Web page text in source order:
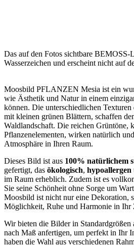
Das auf den Fotos sichtbare BEMOSS-
Wasserzeichen und erscheint nicht auf
Moosbild PFLANZEN Mesia ist ein
wie Ästhetik und Natur in einem
können. Die unterschiedlichen Texturen
mit kleinen grünen Blättern, schaffen
Waldlandschaft. Die reichen Grüntöne,
Pflanzenelementen, wirken natürlich
Atmosphäre in Ihren Raum.
Dieses Bild ist aus 100% natürlichem
gefertigt, das ökologisch, hypoallergen
im Raum erheblich. Zudem ist es
Sie seine Schönheit ohne Sorge um
Moosbild ist nicht nur eine Dekoration,
Möglichkeit, Ruhe und Harmonie in Ihr
Wir bieten die Bilder in Standardgrößen
nach Maß anfertigen, um perfekt in Ihr
haben die Wahl aus verschiedenen